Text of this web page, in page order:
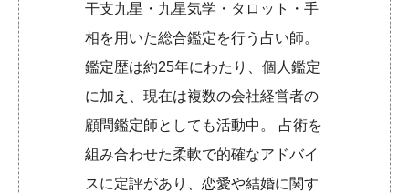
干支九星・九星気学・タロット・手
相を用いた総合鑑定を行う占い師。
鑑定歴は約25年にわたり、個人鑑定
に加え、現在は複数の会社経営者の
顧問鑑定師としても活動中。 占術を
組み合わせた柔軟で的確なアドバイ
スに定評があり、恋愛や結婚に関す